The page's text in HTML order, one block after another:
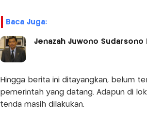
Baca Juga:
Jenazah Juwono Sudarsono
Hingga berita ini ditayangkan, belum
pemerintah yang datang. Adapun di
tenda masih dilakukan.